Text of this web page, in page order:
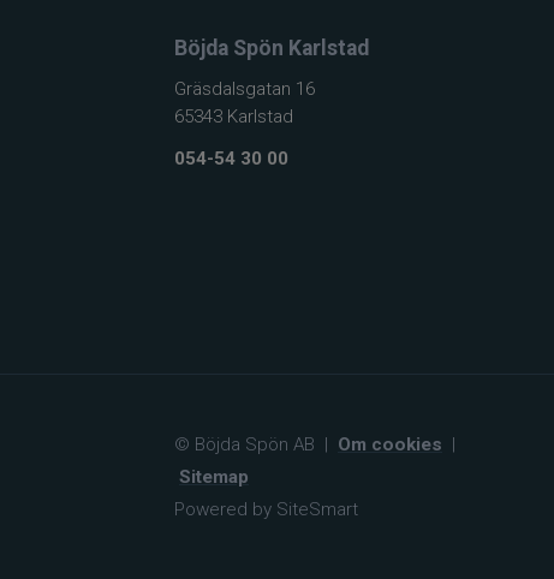
Böjda Spön Karlstad
Gräsdalsgatan 16
65343 Karlstad
054-54 30 00
© Böjda Spön AB | Om cookies |
Sitemap
Powered by SiteSmart